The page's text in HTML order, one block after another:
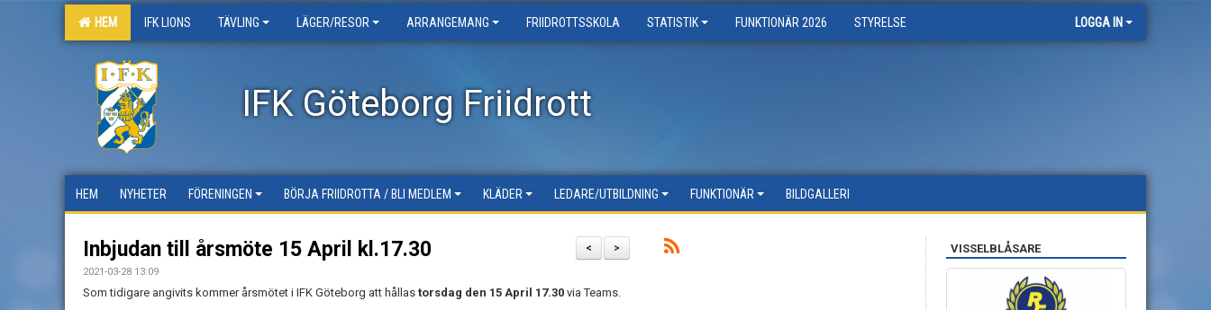
HEM IFK LIONS TÄVLING LÄGER/RESOR ARRANGEMANG FRIIDROTTSSKOLA STATISTIK FUNKTIONÄR 2026 STYRELSE LOGGA IN
IFK Göteborg Friidrott
HEM NYHETER FÖRENINGEN BÖRJA FRIIDROTTA / BLI MEDLEM KLÄDER LEDARE/UTBILDNING FUNKTIONÄR BILDGALLERI
>
<
Inbjudan till årsmöte 15 April kl.17.30
2021-03-28 13:09
Som tidigare angivits kommer årsmötet i IFK Göteborg att hållas torsdag den 15 April 17.30 via Teams.
VISSELBLÅSARE